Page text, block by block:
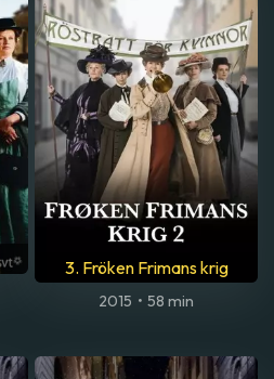
3. Fröken Frimans krig
2015 • 58 min